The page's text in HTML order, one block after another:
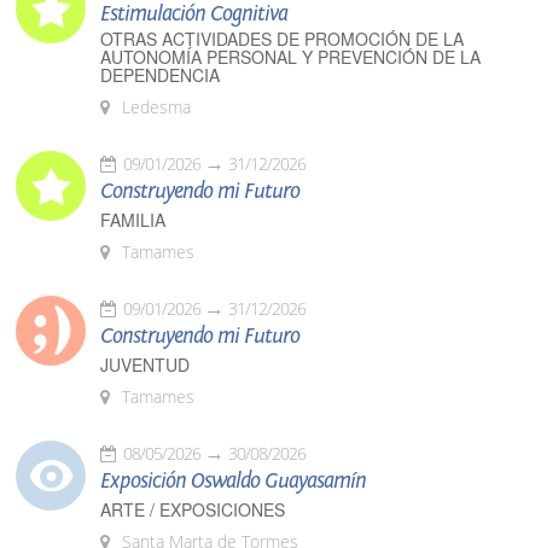
Estimulación Cognitiva
OTRAS ACTIVIDADES DE PROMOCIÓN DE LA
AUTONOMÍA PERSONAL Y PREVENCIÓN DE LA
DEPENDENCIA
Ledesma
09/01/2026 31/12/2026
Construyendo mi Futuro
FAMILIA
Tamames
09/01/2026 31/12/2026
Construyendo mi Futuro
JUVENTUD
Tamames
08/05/2026 30/08/2026
Exposición Oswaldo Guayasamín
ARTE / EXPOSICIONES
Santa Marta de Tormes